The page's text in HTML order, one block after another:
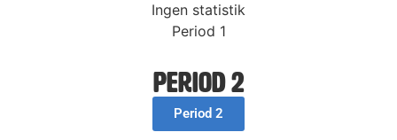
Ingen statistik
Period 1
Period 2
Period 2